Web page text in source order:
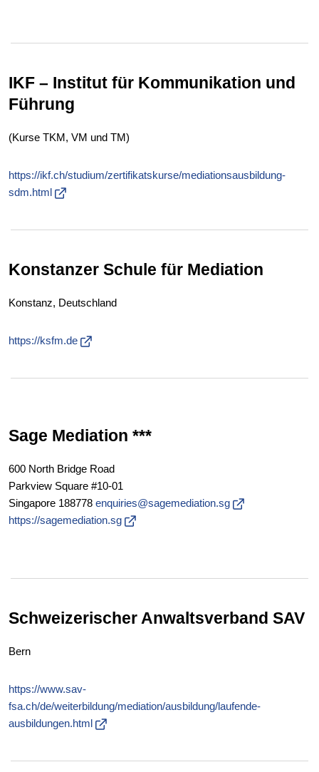
IKF – Institut für Kommunikation und
Führung
(Kurse TKM, VM und TM)
https://ikf.ch/studium/zertifikatskurse/mediationsausbildung-
sdm.html
Konstanzer Schule für Mediation
Konstanz, Deutschland
https://ksfm.de
Sage Mediation ***
600 North Bridge Road
Parkview Square #10-01
Singapore 188778 enquiries@sagemediation.sg
https://sagemediation.sg
Schweizerischer Anwaltsverband SAV
Bern
https://www.sav-
fsa.ch/de/weiterbildung/mediation/ausbildung/laufende-
ausbildungen.html